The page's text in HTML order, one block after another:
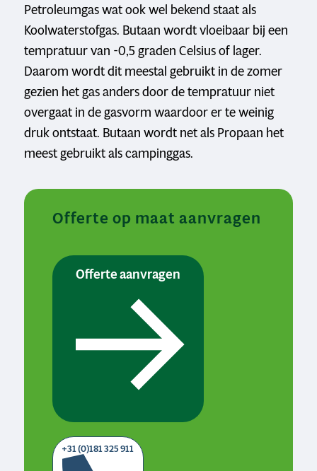
Petroleumgas wat ook wel bekend staat als
Koolwaterstofgas. Butaan wordt vloeibaar bij een
tempratuur van -0,5 graden Celsius of lager.
Daarom wordt dit meestal gebruikt in de zomer
gezien het gas anders door de tempratuur niet
overgaat in de gasvorm waardoor er te weinig
druk ontstaat. Butaan wordt net als Propaan het
meest gebruikt als campinggas.
Offerte op maat aanvragen
Offerte aanvragen
+31 (0)181 325 911